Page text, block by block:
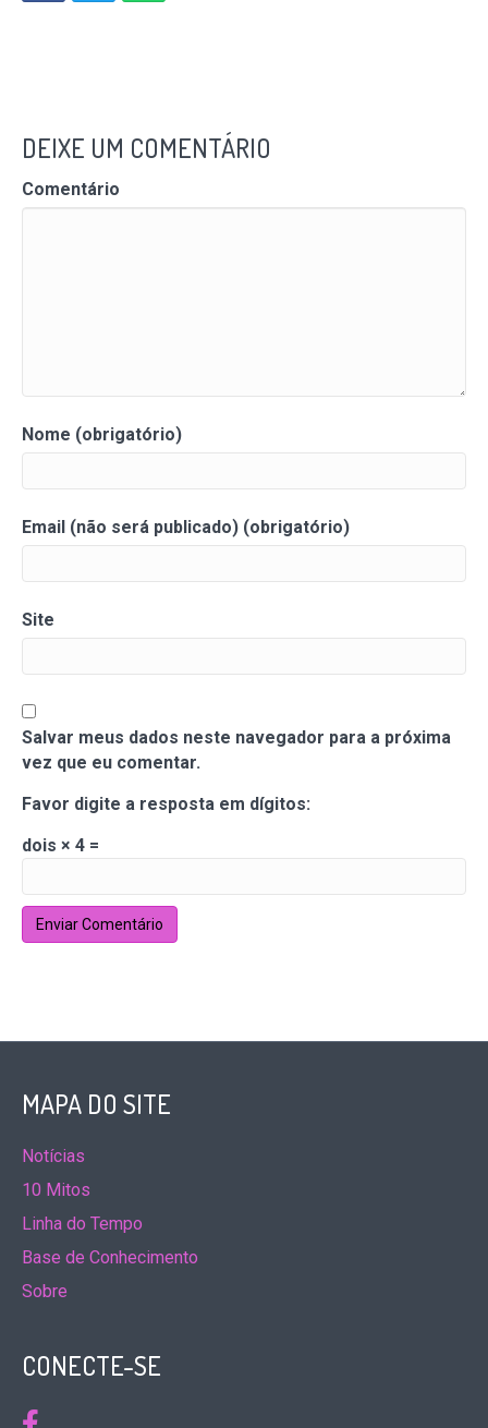
DEIXE UM COMENTÁRIO
Comentário
Nome (obrigatório)
Email (não será publicado) (obrigatório)
Site
Salvar meus dados neste navegador para a próxima
vez que eu comentar.
Favor digite a resposta em dígitos:
dois × 4 =
MAPA DO SITE
Notícias
10 Mitos
Linha do Tempo
Base de Conhecimento
Sobre
CONECTE-SE